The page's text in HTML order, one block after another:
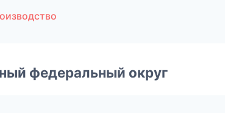
федеральный округ